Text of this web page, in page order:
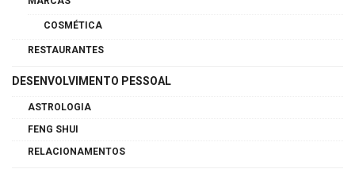
COSMÉTICA
RESTAURANTES
DESENVOLVIMENTO PESSOAL
ASTROLOGIA
FENG SHUI
RELACIONAMENTOS